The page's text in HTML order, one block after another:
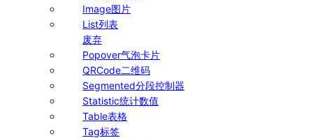
Image图片
List列表
废弃
Popover气泡卡片
QRCode二维码
Segmented分段控制器
Statistic统计数值
Table表格
Tag标签